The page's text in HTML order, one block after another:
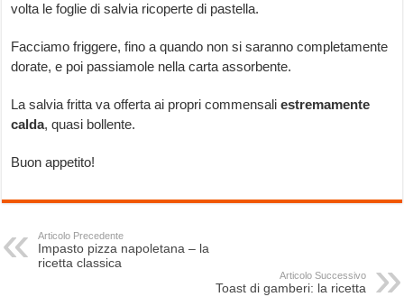
volta le foglie di salvia ricoperte di pastella.
Facciamo friggere, fino a quando non si saranno completamente
dorate, e poi passiamole nella carta assorbente.
La salvia fritta va offerta ai propri commensaliestremamente
calda, quasi bollente.
Buon appetito!
Articolo Precedente
Impasto pizza napoletana – la
ricetta classica
Articolo Successivo
Toast di gamberi: la ricetta